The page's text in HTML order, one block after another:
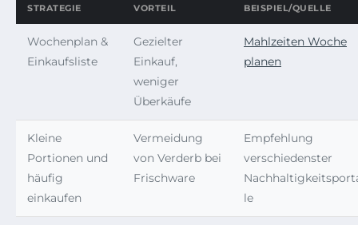
STRATEGIE VORTEIL BEISPIEL/QUELLE
Wochenplan &
Einkaufsliste
Gezielter
Einkauf,
weniger
Überkäufe
Mahlzeiten Woche
planen
Kleine
Portionen und
häufig
einkaufen
Vermeidung
von Verderb bei
Frischware
Empfehlung
verschiedenster
le